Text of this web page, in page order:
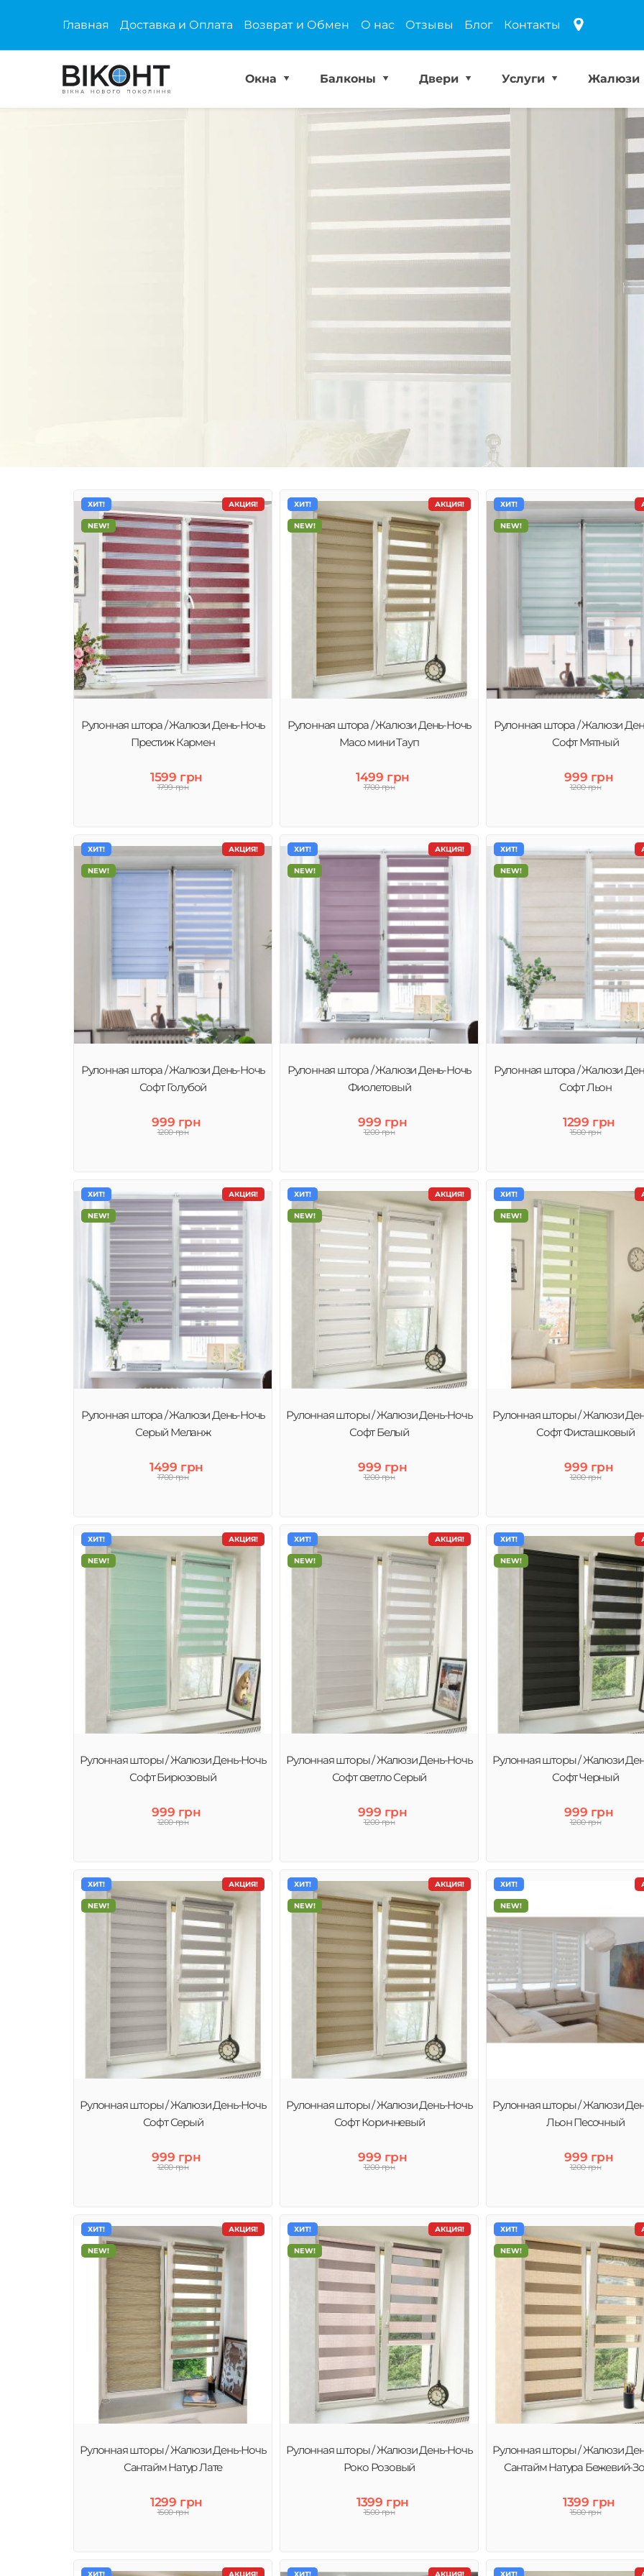
Главная Доставка и Оплата Возврат и Обмен О нас Отзывы Блог Контакты
Окна Балконы Двери Услуги Жалюзи
Тканевые ролеты День-
Ночь
Рулонные шторы (тканевые ролеты) – это современное
качественное и стильное решение декора окна и защиты
АКЦИЯ!
ХИТ!
NEW!
Рулонная штора / Жалюзи День-Ночь
Престиж Кармен
1599 грн
1799 грн
АКЦИЯ!
ХИТ!
NEW!
Рулонная штора / Жалюзи День-Ночь
Масо мини Тауп
1499 грн
1700 грн
ХИТ!
NEW!
Рулонная штора / Жалюзи
Софт Мятный
999 грн
1200 грн
АКЦИЯ!
ХИТ!
NEW!
Рулонная штора / Жалюзи День-Ночь
Софт Голубой
999 грн
1200 грн
АКЦИЯ!
ХИТ!
NEW!
Рулонная штора / Жалюзи День-Ночь
Фиолетовый
999 грн
1200 грн
ХИТ!
NEW!
Рулонная штора / Жалюзи
Софт Льон
1299 грн
1500 грн
АКЦИЯ!
ХИТ!
NEW!
Рулонная штора / Жалюзи День-Ночь
Серый Меланж
1499 грн
1700 грн
АКЦИЯ!
ХИТ!
NEW!
Рулонная шторы / Жалюзи День-Ночь
Софт Белый
999 грн
1200 грн
ХИТ!
NEW!
Рулонная шторы / Жалюзи
Софт Фисташковый
999 грн
1200 грн
АКЦИЯ!
ХИТ!
NEW!
Рулонная шторы / Жалюзи День-Ночь
Софт Бирюзовый
999 грн
1200 грн
АКЦИЯ!
ХИТ!
NEW!
Рулонная шторы / Жалюзи День-Ночь
Софт светло Серый
999 грн
1200 грн
ХИТ!
NEW!
Рулонная шторы / Жалюзи
Софт Черный
999 грн
1200 грн
АКЦИЯ!
ХИТ!
NEW!
Рулонная шторы / Жалюзи День-Ночь
Софт Серый
999 грн
1200 грн
АКЦИЯ!
ХИТ!
NEW!
Рулонная шторы / Жалюзи День-Ночь
Софт Коричневый
999 грн
1200 грн
ХИТ!
NEW!
Рулонная шторы / Жалюзи
Льон Песочный
999 грн
1200 грн
АКЦИЯ!
ХИТ!
NEW!
Рулонная шторы / Жалюзи День-Ночь
Сантайм Натур Лате
1299 грн
1500 грн
АКЦИЯ!
ХИТ!
NEW!
Рулонная шторы / Жалюзи День-Ночь
Роко Розовый
1399 грн
1500 грн
ХИТ!
NEW!
Рулонная шторы / Жалюзи
Сантайм Натура Бежевий-
1399 грн
1500 грн